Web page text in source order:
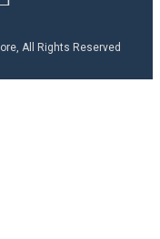
All Rights Reserved